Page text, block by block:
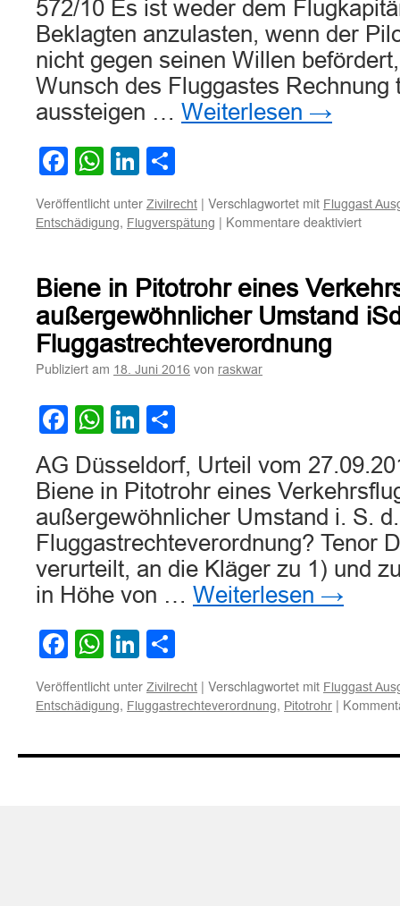
572/10 Es ist weder dem
Beklagten anzulasten, wenn der
nicht gegen seinen Willen
Wunsch des Fluggastes Rechnung
aussteigen … Weiterlesen →
Facebook
WhatsApp
LinkedIn
Veröffentlicht unter Zivilrecht | Verschlagwortet mit Fluggast
Entschädigung, Flugverspätung | Kommentare deaktiviertfür
als
für
Biene in Pitotrohr eines
außergewöhnlicher Umstand
Fluggastrechteverordnung
Publiziert am 18. Juni 2016 von raskwar
Facebook
WhatsApp
LinkedIn
AG Düsseldorf, Urteil vom
Biene in Pitotrohr eines
außergewöhnlicher Umstand i. S. d.
Fluggastrechteverordnung? Tenor
verurteilt, an die Kläger zu 1) und
in Höhe von … Weiterlesen →
Facebook
WhatsApp
LinkedIn
Veröffentlicht unter Zivilrecht | Verschlagwortet mit Fluggast
Entschädigung, Fluggastrechteverordnung, Pitotrohr |